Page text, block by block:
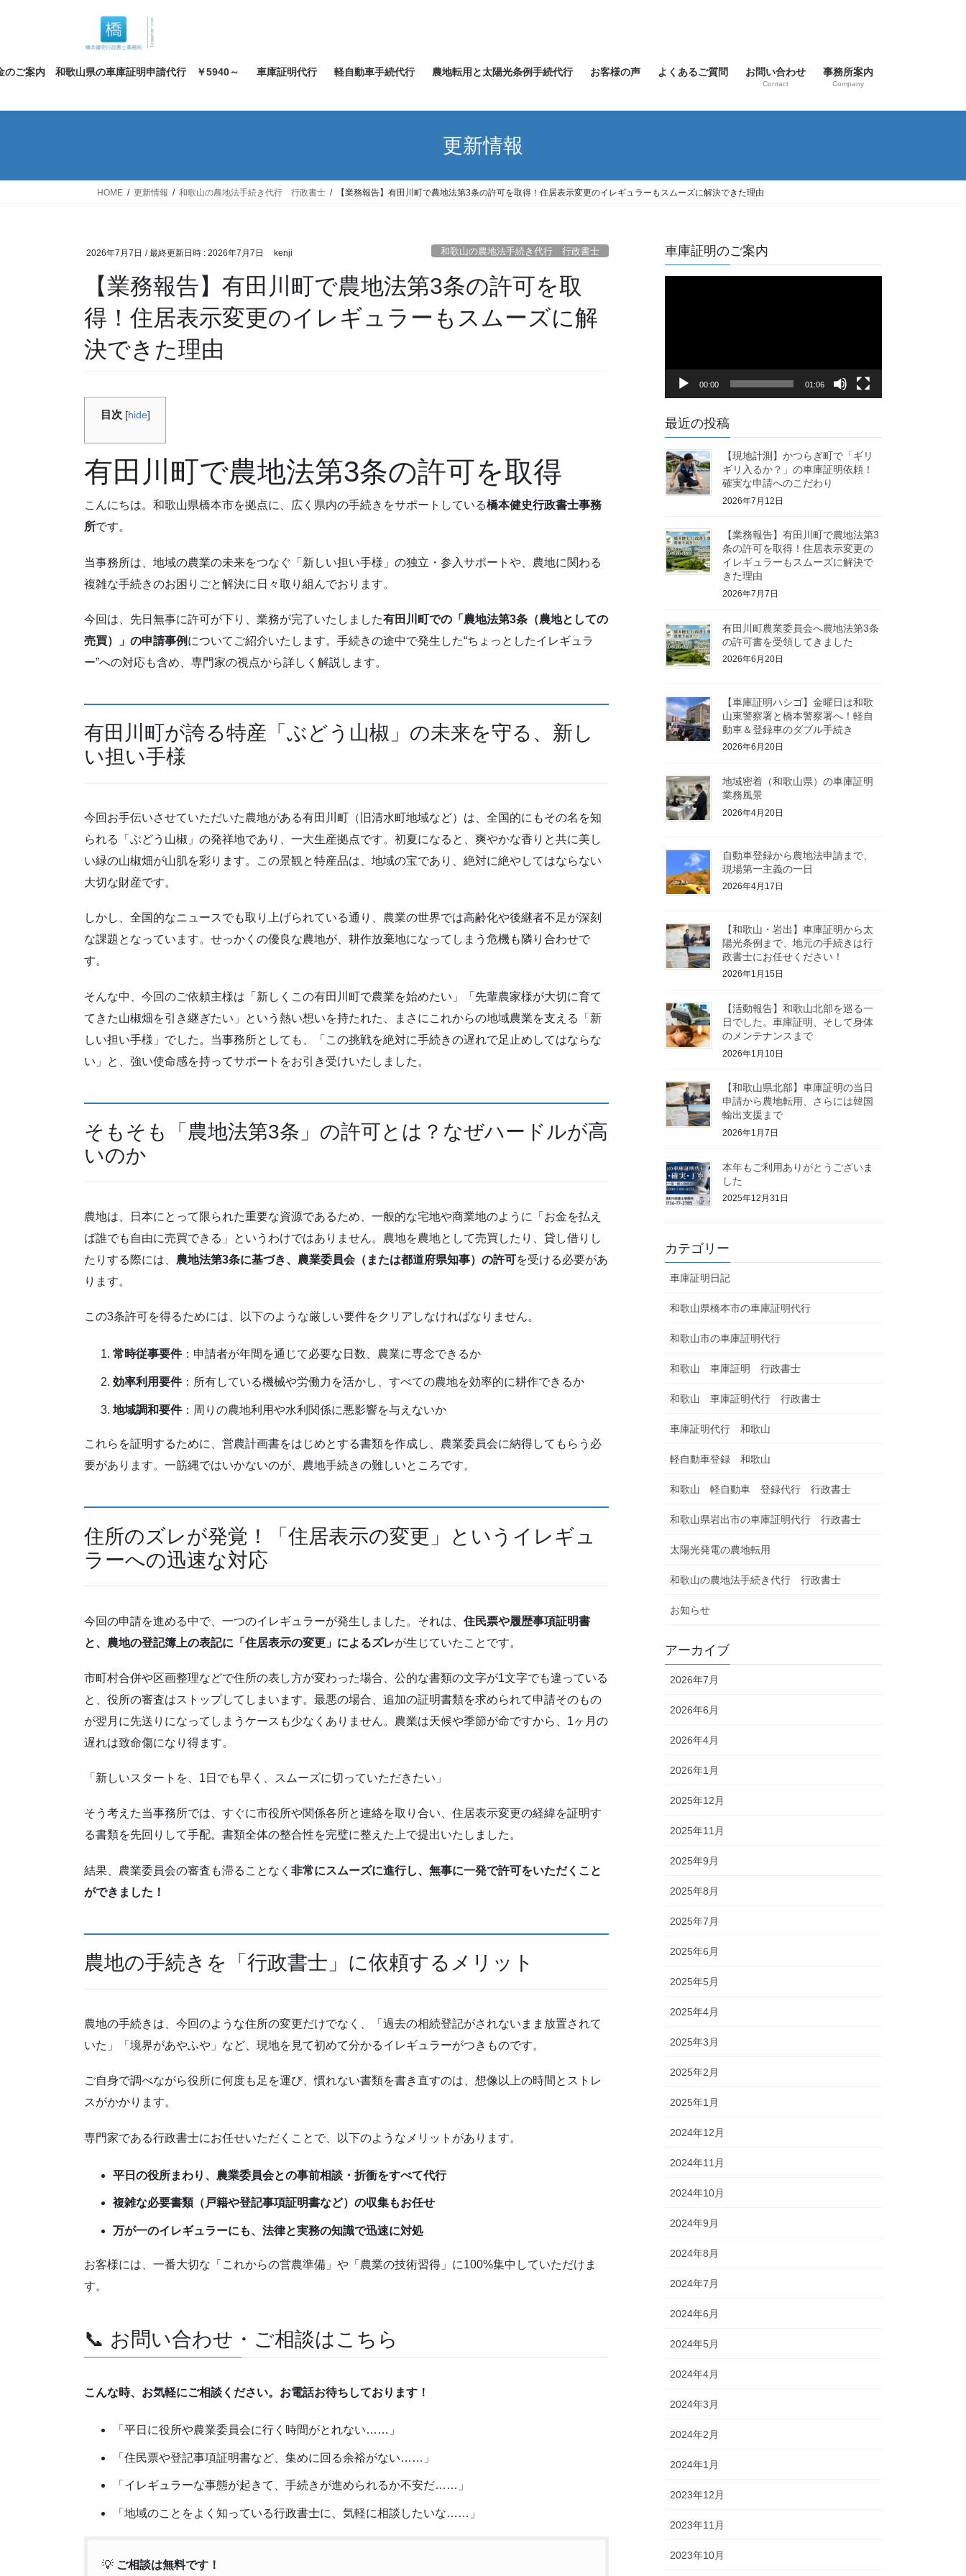
ツ
ス
シ
ン
のご案内 和歌山県の車庫証明申請代行 ￥5940～ 車庫証明代行 軽自動車手続代行 農地転用と太陽光条例手続代行 お客様の声 よくあるご質問 お問い合わせ
Contact
事務所案内
Company
更新情報
HOME 更新情報 和歌山の農地法手続き代行 行政書士 【業務報告】有田川町で農地法第3条の許可を取得！住居表示変更のイレギュラーもスムーズに解決できた理由
2026年7月7日 / 最終更新日時 : 2026年7月7日 kenji 和歌山の農地法手続き代行 行政書士
【業務報告】有田川町で農地法第3条の許可を取
得！住居表示変更のイレギュラーもスムーズに解
決できた理由
目次 [hide]
有田川町で農地法第3条の許可を取得
こんにちは。和歌山県橋本市を拠点に、広く県内の手続きをサポートしている橋本健史行政書士事務
所です。
当事務所は、地域の農業の未来をつなぐ「新しい担い手様」の独立・参入サポートや、農地に関わる
複雑な手続きのお困りごと解決に日々取り組んでおります。
今回は、先日無事に許可が下り、業務が完了いたしました有田川町での「農地法第3条（農地としての
売買）」の申請事例 についてご紹介いたします。手続きの途中で発生した“ちょっとしたイレギュラ
ー”への対応も含め、専門家の視点から詳しく解説します。
有田川町が誇る特産「ぶどう山椒」の未来を守る、新し
い担い手様
今回お手伝いさせていただいた農地がある有田川町（旧清水町地域など）は、全国的にもその名を知
られる「ぶどう山椒」の発祥地であり、一大生産拠点です。初夏になると、爽やかな香りと共に美し
い緑の山椒畑が山肌を彩ります。この景観と特産品は、地域の宝であり、絶対に絶やしてはならない
大切な財産です。
しかし、全国的なニュースでも取り上げられている通り、農業の世界では高齢化や後継者不足が深刻
な課題となっています。せっかくの優良な農地が、耕作放棄地になってしまう危機も隣り合わせで
す。
そんな中、今回のご依頼主様は「新しくこの有田川町で農業を始めたい」「先輩農家様が大切に育て
てきた山椒畑を引き継ぎたい」という熱い想いを持たれた、まさにこれからの地域農業を支える「新
しい担い手様」でした。当事務所としても、「この挑戦を絶対に手続きの遅れで足止めしてはならな
い」と、強い使命感を持ってサポートをお引き受けいたしました。
そもそも「農地法第3条」の許可とは？なぜハードルが高
いのか
農地は、日本にとって限られた重要な資源であるため、一般的な宅地や商業地のように「お金を払え
ば誰でも自由に売買できる」というわけではありません。農地を農地として売買したり、貸し借りし
たりする際には、 農地法第3条に基づき、農業委員会（または都道府県知事）の許可を受ける必要があ
ります。
この3条許可を得るためには、以下のような厳しい要件をクリアしなければなりません。
常時従事要件：申請者が年間を通じて必要な日数、農業に専念できるか
効率利用要件：所有している機械や労働力を活かし、すべての農地を効率的に耕作できるか
地域調和要件：周りの農地利用や水利関係に悪影響を与えないか
これらを証明するために、営農計画書をはじめとする書類を作成し、農業委員会に納得してもらう必
要があります。一筋縄ではいかないのが、農地手続きの難しいところです。
住所のズレが発覚！「住居表示の変更」というイレギュ
ラーへの迅速な対応
今回の申請を進める中で、一つのイレギュラーが発生しました。それは、 住民票や履歴事項証明書
と、農地の登記簿上の表記に「住居表示の変更」によるズレが生じていたことです。
市町村合併や区画整理などで住所の表し方が変わった場合、公的な書類の文字が1文字でも違っている
と、役所の審査はストップしてしまいます。最悪の場合、追加の証明書類を求められて申請そのもの
が翌月に先送りになってしまうケースも少なくありません。農業は天候や季節が命ですから、1ヶ月の
遅れは致命傷になり得ます。
「新しいスタートを、1日でも早く、スムーズに切っていただきたい」
そう考えた当事務所では、すぐに市役所や関係各所と連絡を取り合い、住居表示変更の経緯を証明す
る書類を先回りして手配。書類全体の整合性を完璧に整えた上で提出いたしました。
結果、農業委員会の審査も滞ることなく 非常にスムーズに進行し、無事に一発で許可をいただくこと
ができました！
農地の手続きを「行政書士」に依頼するメリット
農地の手続きは、今回のような住所の変更だけでなく、「過去の相続登記がされないまま放置されて
いた」「境界があやふや」など、現地を見て初めて分かるイレギュラーがつきものです。
ご自身で調べながら役所に何度も足を運び、慣れない書類を書き直すのは、想像以上の時間とストレ
スがかかります。
専門家である行政書士にお任せいただくことで、以下のようなメリットがあります。
平日の役所まわり、農業委員会との事前相談・折衝をすべて代行
複雑な必要書類（戸籍や登記事項証明書など）の収集もお任せ
万が一のイレギュラーにも、法律と実務の知識で迅速に対処
お客様には、一番大切な「これからの営農準備」や「農業の技術習得」に100%集中していただけま
す。
📞 お問い合わせ・ご相談はこちら
こんな時、お気軽にご相談ください。お電話お待ちしております！
「平日に役所や農業委員会に行く時間がとれない……」
「住民票や登記事項証明書など、集めに回る余裕がない……」
「イレギュラーな事態が起きて、手続きが進められるか不安だ……」
「地域のことをよく知っている行政書士に、気軽に相談したいな……」
💡 ご相談は無料です！
車庫証明のご案内
ヤ
00:00 01:06
最近の投稿
【現地計測】かつらぎ町で「ギリ
ギリ入るか？」の車庫証明依頼！
確実な申請へのこだわり
2026年7月12日
【業務報告】有田川町で農地法第3
条の許可を取得！住居表示変更の
イレギュラーもスムーズに解決で
きた理由
2026年7月7日
有田川町農業委員会へ農地法第3条
の許可書を受領してきました
2026年6月20日
【車庫証明ハシゴ】金曜日は和歌
山東警察署と橋本警察署へ！軽自
動車＆登録車のダブル手続き
2026年6月20日
地域密着（和歌山県）の車庫証明
業務風景
2026年4月20日
自動車登録から農地法申請まで、
現場第一主義の一日
2026年4月17日
【和歌山・岩出】車庫証明から太
陽光条例まで、地元の手続きは行
政書士にお任せください！
2026年1月15日
【活動報告】和歌山北部を巡る一
日でした。車庫証明、そして身体
のメンテナンスまで
2026年1月10日
【和歌山県北部】車庫証明の当日
申請から農地転用、さらには韓国
輸出支援まで
2026年1月7日
本年もご利用ありがとうございま
した
2025年12月31日
カテゴリー
車庫証明日記
和歌山県橋本市の車庫証明代行
和歌山市の車庫証明代行
和歌山 車庫証明 行政書士
和歌山 車庫証明代行 行政書士
車庫証明代行 和歌山
軽自動車登録 和歌山
和歌山 軽自動車 登録代行 行政書士
和歌山県岩出市の車庫証明代行 行政書士
太陽光発電の農地転用
和歌山の農地法手続き代行 行政書士
お知らせ
アーカイブ
2026年7月
2026年6月
2026年4月
2026年1月
2025年12月
2025年11月
2025年9月
2025年8月
2025年7月
2025年6月
2025年5月
2025年4月
2025年3月
2025年2月
2025年1月
2024年12月
2024年11月
2024年10月
2024年9月
2024年8月
2024年7月
2024年6月
2024年5月
2024年4月
2024年3月
2024年2月
2024年1月
2023年12月
2023年11月
2023年10月